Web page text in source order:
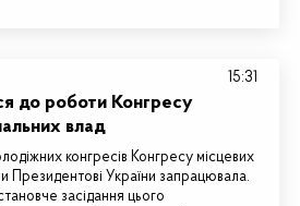
до роботи Конгресу
влад
конгресів Конгресу місцевих
Президентові України запрацювала.
засідання цього
15:31